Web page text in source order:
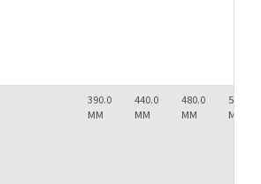
390.0
MM
440.0
MM
480.0
MM
530.0
MM